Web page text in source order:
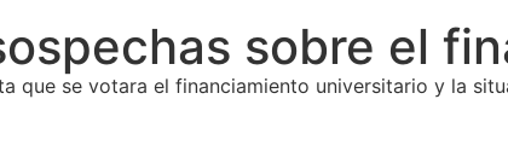
sobre el
que se votara el financiamiento universitario y la